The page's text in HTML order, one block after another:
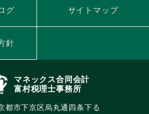
グ サイトマップ
針
マネックス合同会計
富村税理士事務所
都市下京区烏丸通四条下る